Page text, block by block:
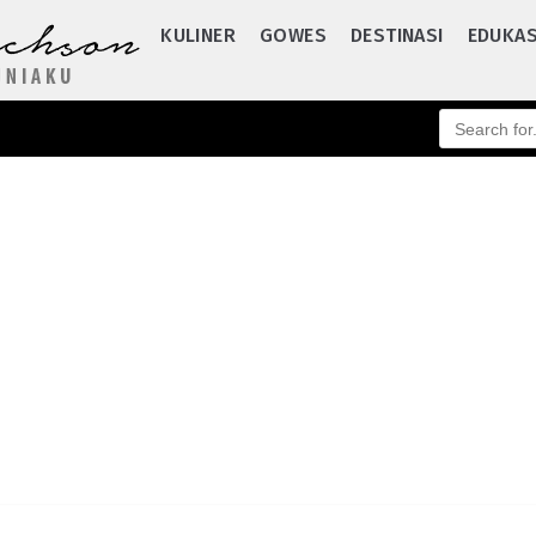
KULINER GOWES DESTINASI